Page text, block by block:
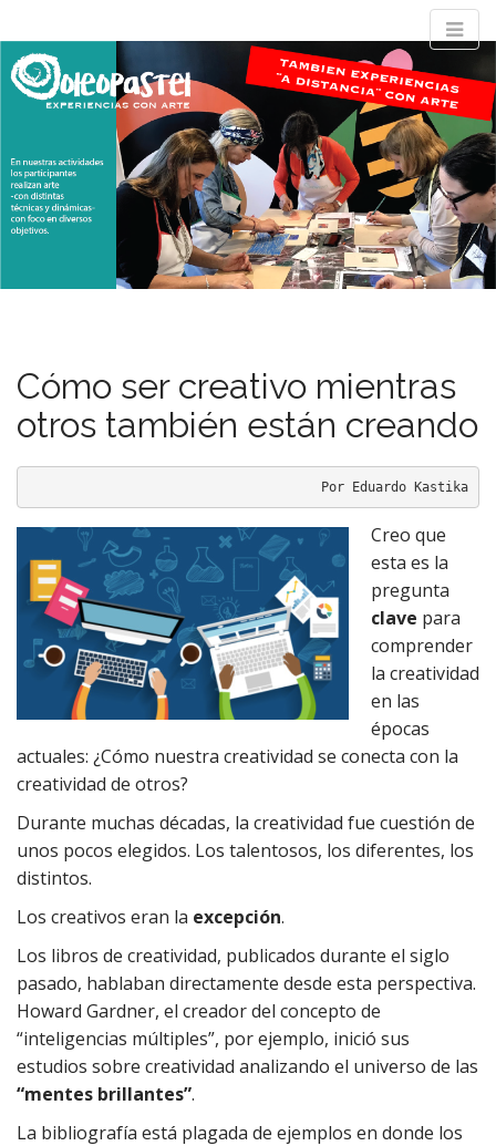
OLEOPASTEL
Experiencias con arte
M
a
i
e
n
u
k
i
o
c
o
n
Cómo ser creativo mientras
otros también están creando
Por Eduardo Kastika
Creo que
esta es la
pregunta
clave para
comprender
la creatividad
en las
épocas
actuales: ¿Cómo nuestra creatividad se conecta con la
creatividad de otros?
Durante muchas décadas, la creatividad fue cuestión de
unos pocos elegidos. Los talentosos, los diferentes, los
distintos.
Los creativos eran la excepción.
Los libros de creatividad, publicados durante el siglo
pasado, hablaban directamente desde esta perspectiva.
Howard Gardner, el creador del concepto de
“inteligencias múltiples”, por ejemplo, inició sus
estudios sobre creatividad analizando el universo de las
“mentes brillantes”.
La bibliografía está plagada de ejemplos en donde los